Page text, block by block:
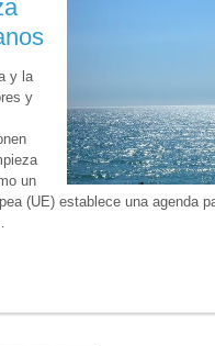
y la
y
un
(UE) establece una agenda